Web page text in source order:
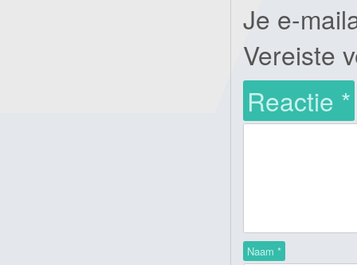
Je e-
Vereiste
Reactie *
Naam *